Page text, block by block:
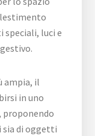
luci e
ampia, il
in uno
proponendo
sia di oggetti